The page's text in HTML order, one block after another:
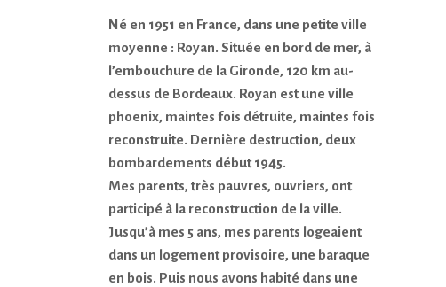
Né en 1951 en France, dans une petite ville
moyenne : Royan. Située en bord de mer, à
l’embouchure de la Gironde, 120 km au-
dessus de Bordeaux. Royan est une ville
phoenix, maintes fois détruite, maintes fois
reconstruite. Dernière destruction, deux
bombardements début 1945.
Mes parents, très pauvres, ouvriers, ont
participé à la reconstruction de la ville.
Jusqu’à mes 5 ans, mes parents logeaient
dans un logement provisoire, une baraque
en bois. Puis nous avons habité dans une